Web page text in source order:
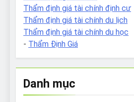
Thẩm định giá tài chính định cư
Thẩm định giá tài chính du lịch
Thẩm định giá tài chính du học
- Thẩm Định Giá
Danh mục